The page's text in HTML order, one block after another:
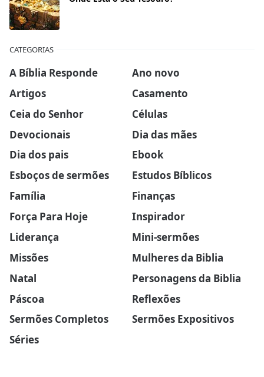
CATEGORIAS
A Bíblia Responde
Ano novo
Artigos
Casamento
Ceia do Senhor
Células
Devocionais
Dia das mães
Dia dos pais
Ebook
Esboços de sermões
Estudos Bíblicos
Família
Finanças
Força Para Hoje
Inspirador
Liderança
Mini-sermões
Missões
Mulheres da Biblia
Natal
Personagens da Biblia
Páscoa
Reflexões
Sermões Completos
Sermões Expositivos
Séries